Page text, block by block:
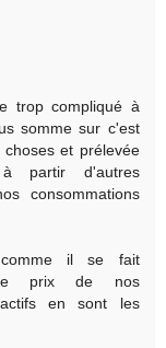
trop compliqué à
somme sur c'est
et prélevée
à partir d'autres
consommations
il se fait
le prix de nos
en sont les